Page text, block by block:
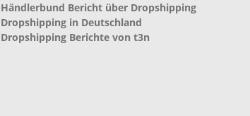
Händlerbund Bericht über Dropshipping
Dropshipping in Deutschland
Dropshipping Berichte von t3n